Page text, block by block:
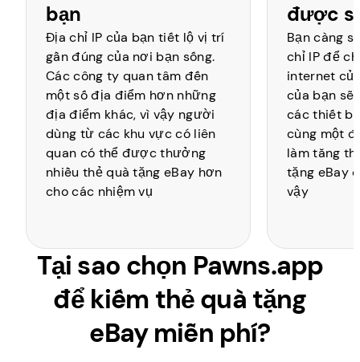
bạn
Địa chỉ IP của bạn tiết lộ vị trí
gần đúng của nơi bạn sống.
Các công ty quan tâm đến
một số địa điểm hơn những
địa điểm khác, vì vậy người
dùng từ các khu vực có liên
quan có thể được thưởng
nhiều thẻ quà tặng eBay hơn
cho các nhiệm vụ
được
Bạn càng
chỉ IP để
internet
của bạn sẽ
các thiết bị
cùng một
làm tăng
tặng eBay
vậy
Tại sao chọn Pawns.app
để kiếm thẻ quà tặng
eBay miễn phí?